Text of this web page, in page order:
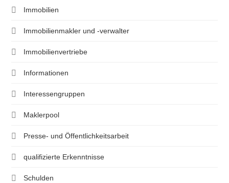
Immobilien
Immobilienmakler und -verwalter
Immobilienvertriebe
Informationen
Interessengruppen
Maklerpool
Presse- und Öffentlichkeitsarbeit
qualifizierte Erkenntnisse
Schulden